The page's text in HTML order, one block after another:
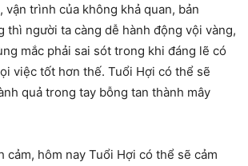
vận trình của không khả quan, bản
thì người ta càng dễ hành động vội vàng,
mắc phải sai sót trong khi đáng lẽ có
việc tốt hơn thế. Tuổi Hợi có thể sẽ
quả trong tay bỗng tan thành mây
cảm, hôm nay Tuổi Hợi có thể sẽ cảm